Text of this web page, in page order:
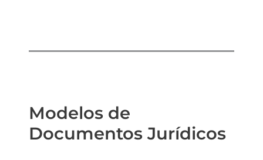
Modelos de
Documentos Jurídicos